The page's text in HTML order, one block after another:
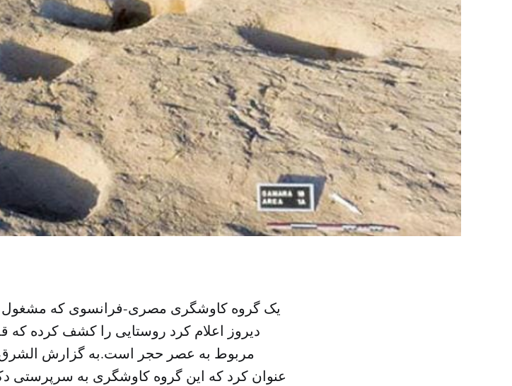
یک گروه کاوشگری مصری-فرانسوی که مشغول
دیروز اعلام کرد روستایی را کشف کرده که
مربوط به عصر حجر است.به گزارش الشرق
عنوان کرد که این گروه کاوشگری به سرپرستی